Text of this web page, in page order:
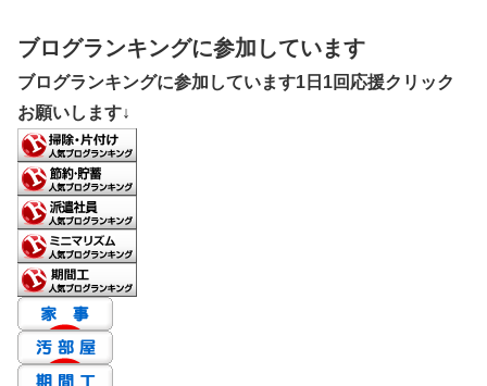
ブログランキングに参加しています
ブログランキングに参加しています1日1回応援クリック
お願いします↓